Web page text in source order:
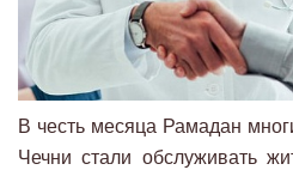
В честь месяца Рамадан
Чечни стали обслуживать